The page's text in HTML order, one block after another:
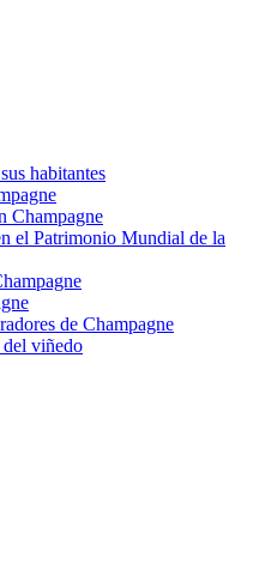
habitantes
Champagne
el Patrimonio Mundial de la
de Champagne
del viñedo